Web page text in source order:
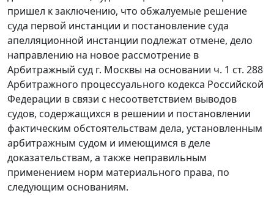
пришел к заключению, что обжалуемые решение
суда первой инстанции и постановление суда
апелляционной инстанции подлежат отмене, дело
направлению на новое рассмотрение в
Арбитражный суд г. Москвы на основании ч. 1 ст. 288
Арбитражного процессуального кодекса Российской
Федерации в связи с несоответствием выводов
судов, содержащихся в решении и постановлении
фактическим обстоятельствам дела, установленным
арбитражным судом и имеющимся в деле
доказательствам, а также неправильным
применением норм материального права, по
следующим основаниям.